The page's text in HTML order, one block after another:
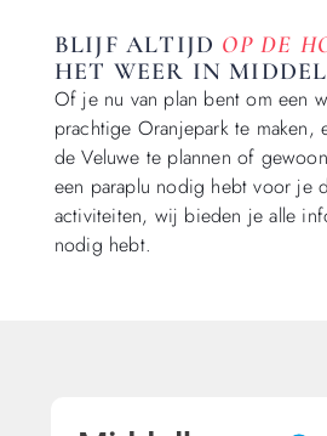
BLIJF ALTIJD OP DE
HET WEER IN
Of je nu van plan bent om een
prachtige Oranjepark te maken,
de Veluwe te plannen of
een paraplu nodig hebt voor je
activiteiten, wij bieden je alle
nodig hebt.